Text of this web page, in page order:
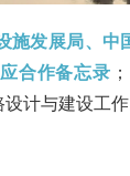
施发展局、
合作备忘录
计与建设工作